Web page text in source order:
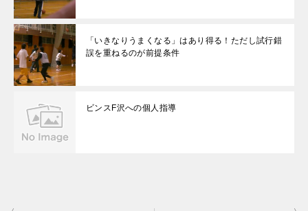
「いきなりうまくなる」はあり得る！ただし試行錯
誤を重ねるのが前提条件
ビンスF沢への個人指導